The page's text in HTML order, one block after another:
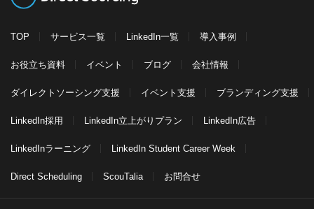
TOP サービス一覧 LinkedIn一覧 導入事例
お役立ち資料 イベント ブログ 会社情報
ダイレクトソーシング支援 イベント支援 ブランディング支援
LinkedIn採用 LinkedIn立上がりプラン LinkedIn広告
LinkedInラーニング LinkedIn Student Career Week
Direct Scheduling ScouTalia お問合せ